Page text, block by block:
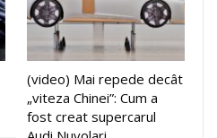
(video) Mai repede decât
„viteza Chinei”: Cum a
fost creat supercarul